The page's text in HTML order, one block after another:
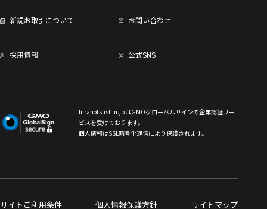
新規お取引について お問い合わせ
採用情報 公式SNS
hiranotsushin.jpはGMOグローバルサインの企業認証サー
ビスを受けております。
個人情報はSSL暗号化通信により保護されます。
サイトご利用条件 個人情報保護方針 サイトマップ